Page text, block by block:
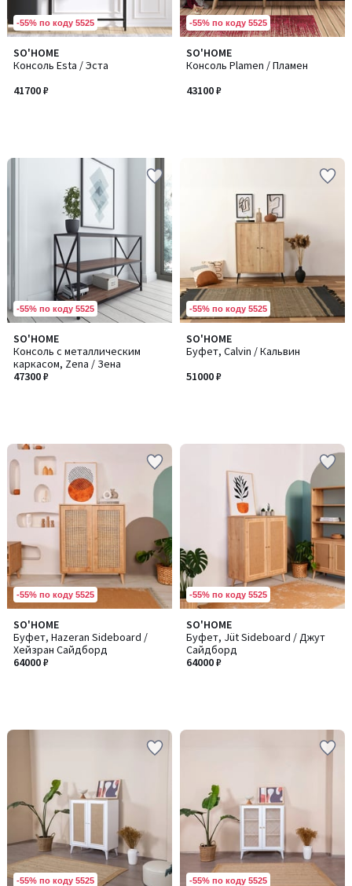
-55% по коду 5525
SO'HOME
Консоль Esta / Эста
41700 ₽
-55% по коду 5525
SO'HOME
Консоль Plamen / Пламен
43100 ₽
-55% по коду 5525
SO'HOME
Консоль с металлическим
каркасом, Zena / Зена
47300 ₽
-55% по коду 5525
SO'HOME
Буфет, Calvin / Кальвин
51000 ₽
-55% по коду 5525
SO'HOME
Буфет, Hazeran Sideboard /
Хейзран Сайдборд
64000 ₽
-55% по коду 5525
SO'HOME
Буфет, Jüt Sideboard / Джут
Сайдборд
64000 ₽
-55% по коду 5525 -55% по коду 5525